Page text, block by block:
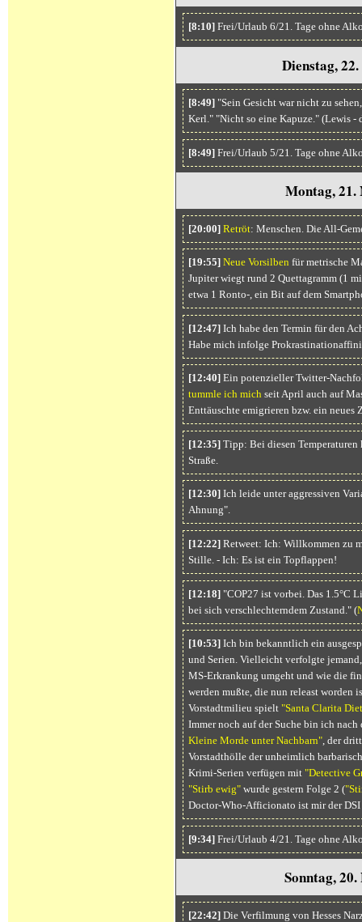
[8:10]Frei/Urlaub 6/21. Tage ohne
Dienstag,
[8:49]"Sein Gesicht war nicht zu
Kerl." "Nicht so eine Kapuze." (Lewis -
[8:49]Frei/Urlaub 5/21. Tage ohne
Montag, 21.
[20:00] Retröt: Menschen. Die All-
[19:55] Neue Vorsilben für metrische
Jupiter wiegt rund 2 Quettagramm (1
etwa 1 Ronto-, ein Bit auf dem
[12:47]Ich habe den Termin für den
Habe mich infolge
[12:40]Ein potenzieller Twitter-
tummle ich mich seit April auch auf
Enttäuschte emigrieren bzw. ein neues
[12:35]Tipp: Bei diesen Temperaturen
Straße.
[12:30]Ich leide unter aggressiven
Ahnung".
[12:22]Retweet: Ich: Willkommen zu
Stille. - Ich: Es ist ein Topflappen!
[12:18]"COP27 ist vorbei. Das 1.5°C
bei sich verschlechterndem Zustand." (
[10:53]Ich bin bekanntlich ein
und Serien. Vielleicht verfolgte
MS-Erkrankung umgeht und wie die
werden mußte, die nun releast worden
Vorstadtmilieu spielt "Santa Clarita
Immer noch auf der Suche bin ich
Kleine Morde unter Nachbarn", der
Vorstadthölle der unheimlich
Krimi-Serien verfügen mit "Detective
"Stirb ewig"wurde gestern Folge 2 (
Doctor-Who-Afficionato ist mir der DSI
[9:34]Frei/Urlaub 4/21. Tage ohne
Sonntag,
[22:42]Die Verfilmung von Hesses